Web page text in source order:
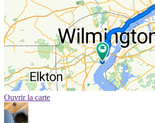
Ouvrir la carte